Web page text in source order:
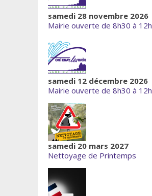
samedi 28 novembre 2026
Mairie ouverte de 8h30 à 12h
samedi 12 décembre 2026
Mairie ouverte de 8h30 à 12h
samedi 20 mars 2027
Nettoyage de Printemps